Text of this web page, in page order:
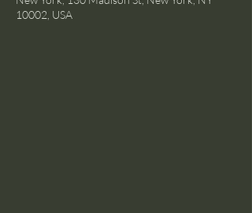
10002, USA